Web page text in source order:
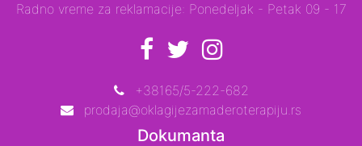
Radno vreme za reklamacije: Ponedeljak - Petak 09 - 17
+38165/5-222-682
prodaja@oklagijezamaderoterapiju.rs
Dokumanta